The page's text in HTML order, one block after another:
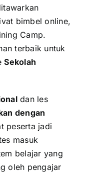
bimbel online,
Camp.
terbaik untuk
Sekolah
dan les
dengan
peserta jadi
masuk
belajar yang
oleh pengajar